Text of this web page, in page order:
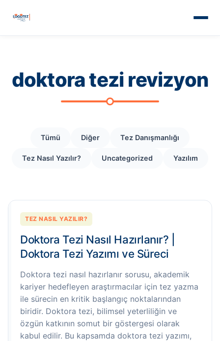
doktora tezi revizyon
Tümü Diğer Tez Danışmanlığı
Tez Nasıl Yazılır? Uncategorized Yazılım
TEZ NASIL YAZILIR?
Doktora Tezi Nasıl Hazırlanır? |
Doktora Tezi Yazımı ve Süreci
Doktora tezi nasıl hazırlanır sorusu, akademik
kariyer hedefleyen araştırmacılar için tez yazma
ile sürecin en kritik başlangıç noktalarından
biridir. Doktora tezi, bilimsel yeterliliğin ve
özgün katkının somut bir göstergesi olarak
kabul edilir. Bu kapsamda doktora tezi yazımı,